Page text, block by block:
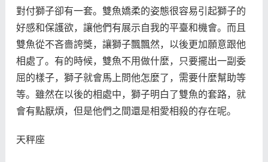
對付獅子卻有一套。雙魚嬌柔的姿態很容易引起獅子的
好感和保護欲，讓他們有展示自我的平臺和機會。而且
雙魚從不吝嗇誇獎，讓獅子飄飄然，以後更加願意跟他
相處了。有的時候，雙魚不用做什麼，只要擺出一副委
屈的樣子，獅子就會馬上問他怎麼了，需要什麼幫助等
等。雖然在以後的相處中，獅子明白了雙魚的套路，就
會有點厭煩，但是他們之間還是相愛相殺的存在呢。
天秤座